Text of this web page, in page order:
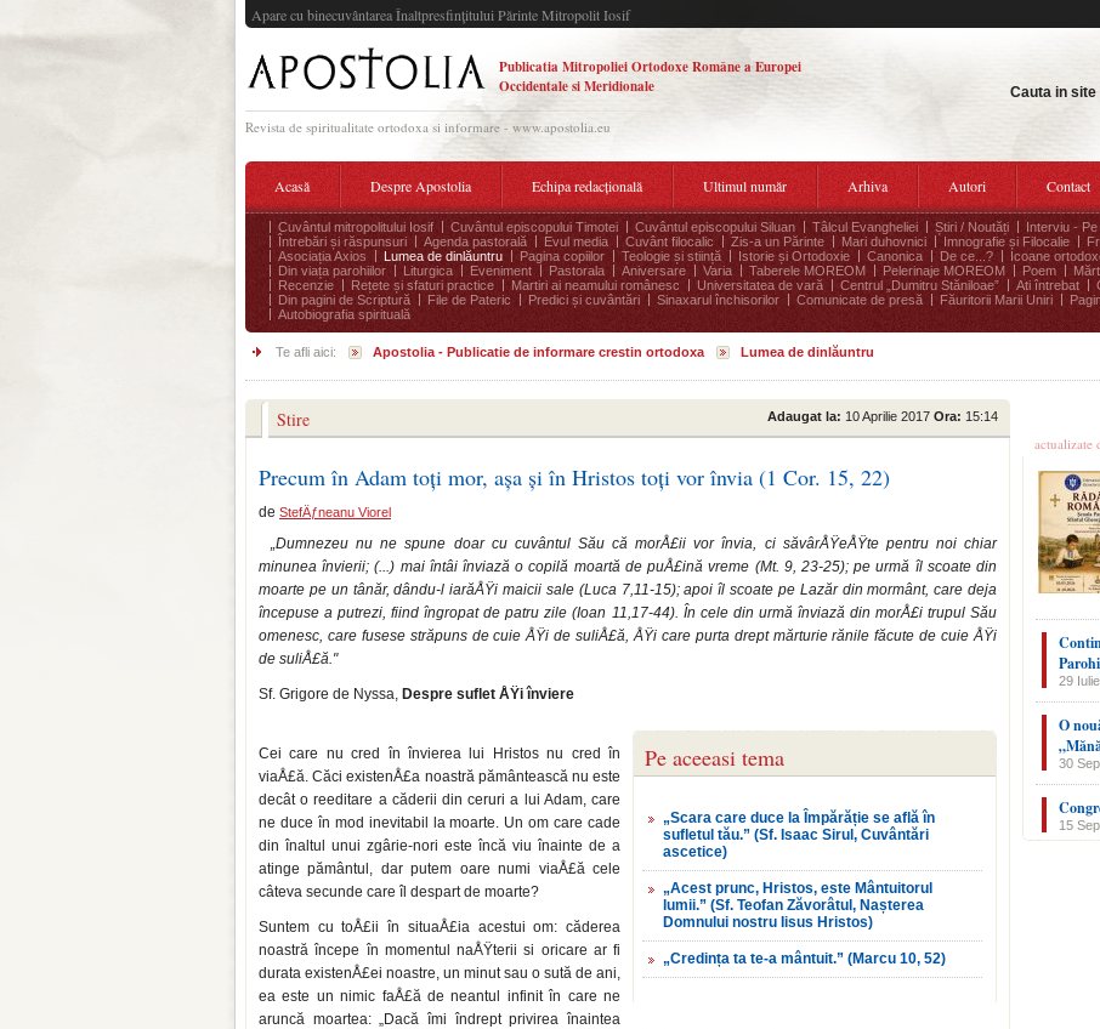
Apare cu binecuvântarea Înaltpresfinţitului Părinte Mitropolit Iosif
Publicatia Mitropoliei Ortodoxe Române a Europei
Occidentale si Meridionale
Revista de spiritualitate ortodoxa si informare - www.apostolia.eu
Cauta in site
Acasă Despre Apostolia Echipa redacțională Ultimul număr Arhiva Autori Contact
Cuvântul mitropolitului Iosif Cuvântul episcopului Timotei Cuvântul episcopului Siluan Tâlcul Evangheliei Știri / Noutăți Interviu -
Întrebări și răspunsuri
Agenda pastorală Evul media Cuvânt filocalic Zis-a un Părinte Mari duhovnici Imnografie și Filocalie
Asociația Axios
Lumea de dinlăuntru Pagina copiilor Teologie și stiință Istorie și Ortodoxie Canonica De ce...? Icoane
Din viața parohiilor
Liturgica Eveniment Pastorala Aniversare Varia Taberele MOREOM Pelerinaje MOREOM Poem
Recenzie
Rețete și sfaturi practice Martiri ai neamului românesc Universitatea de vară Centrul „Dumitru Stăniloae” Ati întrebat
Din pagini de Scriptură
File de Pateric Predici și cuvântări Sinaxarul închisorilor Comunicate de presă Făuritorii Marii Uniri
Autobiografia spirituală
Te afli aici: Apostolia - Publicatie de informare crestin ortodoxa Lumea de dinlăuntru
Stire Adaugat la: 10 Aprilie 2017 Ora: 15:14
Precum în Adam toți mor, așa și în Hristos toți vor învia (1 Cor. 15, 22)
de StefÄƒneanu Viorel
„Dumnezeu nu ne spune doar cu cuvântul Său că morÅ£ii vor învia, ci săvârÅŸeÅŸte pentru noi chiar
minunea învierii; (...) mai întâi înviază o copilă moartă de puÅ£ină vreme (Mt. 9, 23-25); pe urmă îl scoate din
moarte pe un tânăr, dându-l iarăÅŸi maicii sale (Luca 7,11-15); apoi îl scoate pe Lazăr din mormânt, care deja
începuse a putrezi, fiind îngropat de patru zile (Ioan 11,17-44). În cele din urmă înviază din morÅ£i trupul Său
omenesc, care fusese străpuns de cuie ÅŸi de suliÅ£ă, ÅŸi care purta drept mărturie rănile făcute de cuie ÅŸi
de suliÅ£ă."
Sf. Grigore de Nyssa, Despre suflet ÅŸi înviere
Pe aceeasi tema
„Scara care duce la Împărăție se află în
sufletul tău.” (Sf. Isaac Sirul, Cuvântări
ascetice)
„Acest prunc, Hristos, este Mântuitorul
lumii.” (Sf. Teofan Zăvorâtul, Nașterea
Domnului nostru Iisus Hristos)
„Credința ta te-a mântuit.” (Marcu 10, 52)
Cei care nu cred în învierea lui Hristos nu cred în
viaÅ£ă. Căci existenÅ£a noastră pământeas­că nu este
decât o reeditare a căderii din ceruri a lui Adam, care
ne duce în mod inevitabil la moarte. Un om care cade
din înaltul unui zgârie-nori este încă viu înainte de a
atinge pământul, dar pu­tem oare numi viaÅ£ă cele
câteva secunde care îl despart de moarte?
Suntem cu toÅ£ii în situaÅ£ia acestui om: căderea
noastră începe în momentul naÅŸterii si oricare ar fi
durata existenÅ£ei noastre, un minut sau o sută de ani,
ea este un nimic faÅ£ă de neantul infinit în care ne
aruncă moartea: „Dacă îmi îndrept privi­rea înaintea
actualizate
29
O
30
15